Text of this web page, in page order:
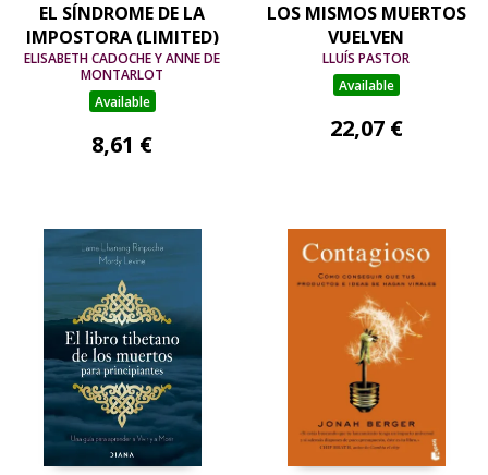
EL SÍNDROME DE LA
IMPOSTORA (LIMITED)
ELISABETH CADOCHE Y ANNE DE
MONTARLOT
Available
8,61 €
LOS MISMOS MUERTOS
VUELVEN
LLUÍS PASTOR
Available
22,07 €